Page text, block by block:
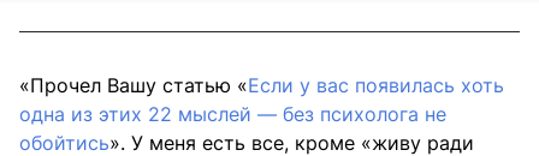
«Прочел Вашу статью «Если у вас появилась хоть
одна из этих 22 мыслей — без психолога не
обойтись». У меня есть все, кроме «живу ради